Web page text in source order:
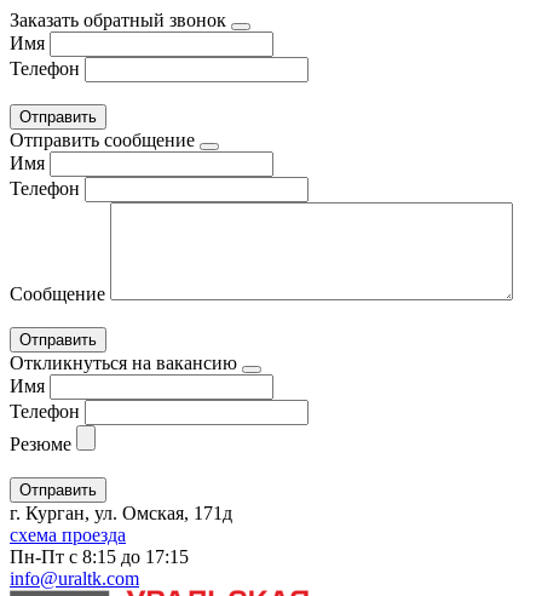
Заказать обратный звонок
Имя
Телефон
Отправить сообщение
Имя
Телефон
Сообщение
Откликнуться на вакансию
Имя
Телефон
Резюме
г. Курган, ул. Омская, 171д
схема проезда
Пн-Пт с 8:15 до 17:15
info@uraltk.com